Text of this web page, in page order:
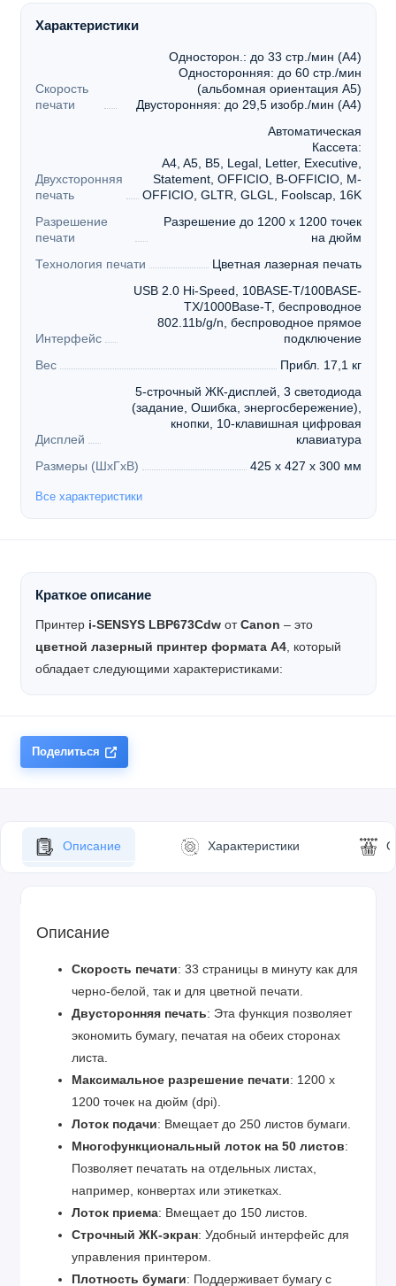
Характеристики
Скорость
печати
Односторон.: до 33 стр./мин (A4)
Односторонняя: до 60 стр./мин
(альбомная ориентация A5)
Двусторонняя: до 29,5 изобр./мин (A4)
Двухсторонняя
печать
Автоматическая
Кассета:
A4, A5, B5, Legal, Letter, Executive,
Statement, OFFICIO, B-OFFICIO, M-
OFFICIO, GLTR, GLGL, Foolscap, 16K
Разрешение
печати
Разрешение до 1200 x 1200 точек
на дюйм
Технология печати
Цветная лазерная печать
Интерфейс
USB 2.0 Hi-Speed, 10BASE-T/100BASE-
TX/1000Base-T, беспроводное
802.11b/g/n, беспроводное прямое
подключение
Вес
Прибл. 17,1 кг
Дисплей
5-строчный ЖК-дисплей, 3 светодиода
(задание, Ошибка, энергосбережение),
кнопки, 10-клавишная цифровая
клавиатура
Размеры (ШхГхВ)
425 x 427 x 300 мм
Все характеристики
Краткое описание
Принтер i-SENSYS LBP673Cdwот Canon – это
цветной лазерный принтер формата А4, который
обладает следующими характеристиками:
Поделиться
Описание Характеристики
Описание
Скорость печати: 33 страницы в минуту как для
черно-белой, так и для цветной печати.
Двусторонняя печать: Эта функция позволяет
экономить бумагу, печатая на обеих сторонах
листа.
Максимальное разрешение печати: 1200 x
1200 точек на дюйм (dpi).
Лоток подачи: Вмещает до 250 листов бумаги.
Многофункциональный лоток на 50 листов:
Позволяет печатать на отдельных листах,
например, конвертах или этикетках.
Лоток приема: Вмещает до 150 листов.
Строчный ЖК-экран: Удобный интерфейс для
управления принтером.
Плотность бумаги: Поддерживает бумагу с